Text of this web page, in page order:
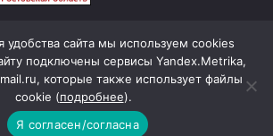
сайта мы используем cookies
подключены сервисы Yandex.Metrika,
которые также использует файлы
cookie (подробнее).
Я согласен/согласна